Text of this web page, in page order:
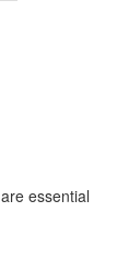
essential